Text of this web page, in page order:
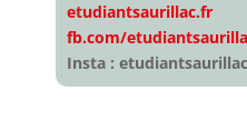
etudiantsaurillac.fr
fb.com/
Insta : etudiantsaurillac